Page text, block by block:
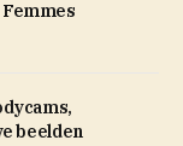
beelden